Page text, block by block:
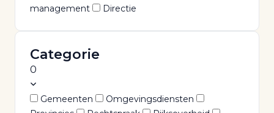
management
Directie
Categorie
0
Gemeenten
Omgevingsdiensten